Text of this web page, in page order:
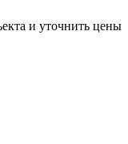
и уточнить цены